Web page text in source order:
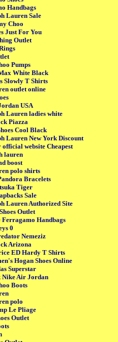
Handbags
Lauren Sale
Choo
Just For You
Outlet
Pumps
White Black
Slowly T Shirts
outlet online
USA
Lauren ladies white
Piazza
Cool Black
Lauren New York Discount
website Cheapest
lauren
boost
polo shirts
Bracelets
Tiger
Sale
Lauren Authorized Site
Outlet
Ferragamo Handbags
0
Nemeziz
Arizona
ED Hardy T Shirts
Hogan Shoes Online
Superstar
Nike Air Jordan
Boots
polo
Le Pliage
Outlet